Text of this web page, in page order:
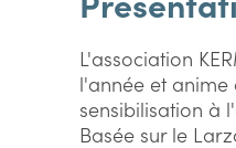
L'association
l'année et
sensibilisation à
Basée sur le